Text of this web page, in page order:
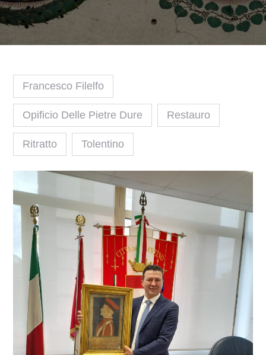
Francesco Filelfo
Opificio Delle Pietre Dure Restauro
Ritratto Tolentino